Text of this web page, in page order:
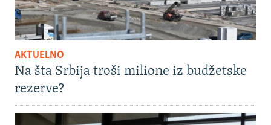
AKTUELNO
Na šta Srbija troši milione iz budžetske
rezerve?